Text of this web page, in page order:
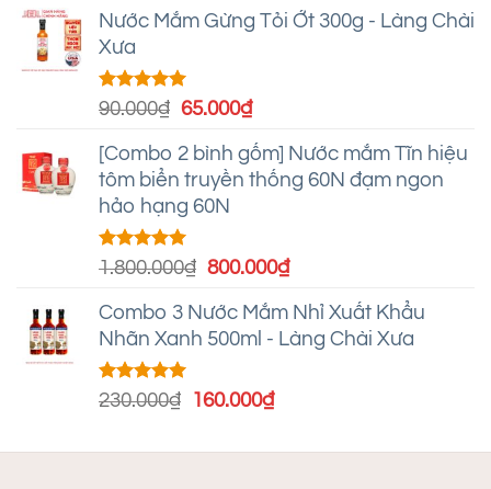
Nước Mắm Gừng Tỏi Ớt 300g - Làng Chài
Xưa
Được xếp
5.00
90.000₫ Giá
là:
90.000₫.
65.000₫Giá
tại
là:
[Combo 2 bình gốm] Nước mắm Tĩn hiệu
tôm biển truyền thống 60N đạm ngon
hảo hạng 60N
Được xếp
1.800.000₫ Giá
là:
1.800.000₫.
800.000₫Giá
tại
là:
Combo 3 Nước Mắm Nhỉ Xuất Khẩu
Nhãn Xanh 500ml - Làng Chài Xưa
Được xếp
5.00
230.000₫ Giá
là:
160.000₫Giá
tại